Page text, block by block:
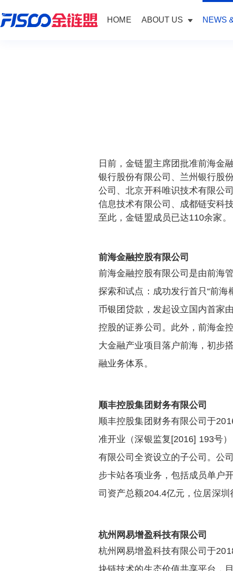
HOME ABOUT US NEWS
日前，金链盟主席团批准前海金
银行股份有限公司、兰州银行股
公司、北京开科唯识技术有限公
信息技术有限公司、成都链安科
至此，金链盟成员已达110余家。
前海金融控股有限公司
前海金融控股有限公司是由前海
探索和试点：成功发行首只“前
币银团贷款，发起设立国内首家
控股的证券公司。此外，前海金
大金融产业项目落户前海，初步
融业务体系。
顺丰控股集团财务有限公司
顺丰控股集团财务有限公司于
准开业（深银监复[2016] 193号
有限公司全资设立的子公司。公
步卡站各项业务，包括成员单户
司资产总额204.4亿元，位居深圳
杭州网易增盈科技有限公司
杭州网易增盈科技有限公司于
块链技术的生态价值共享平台，